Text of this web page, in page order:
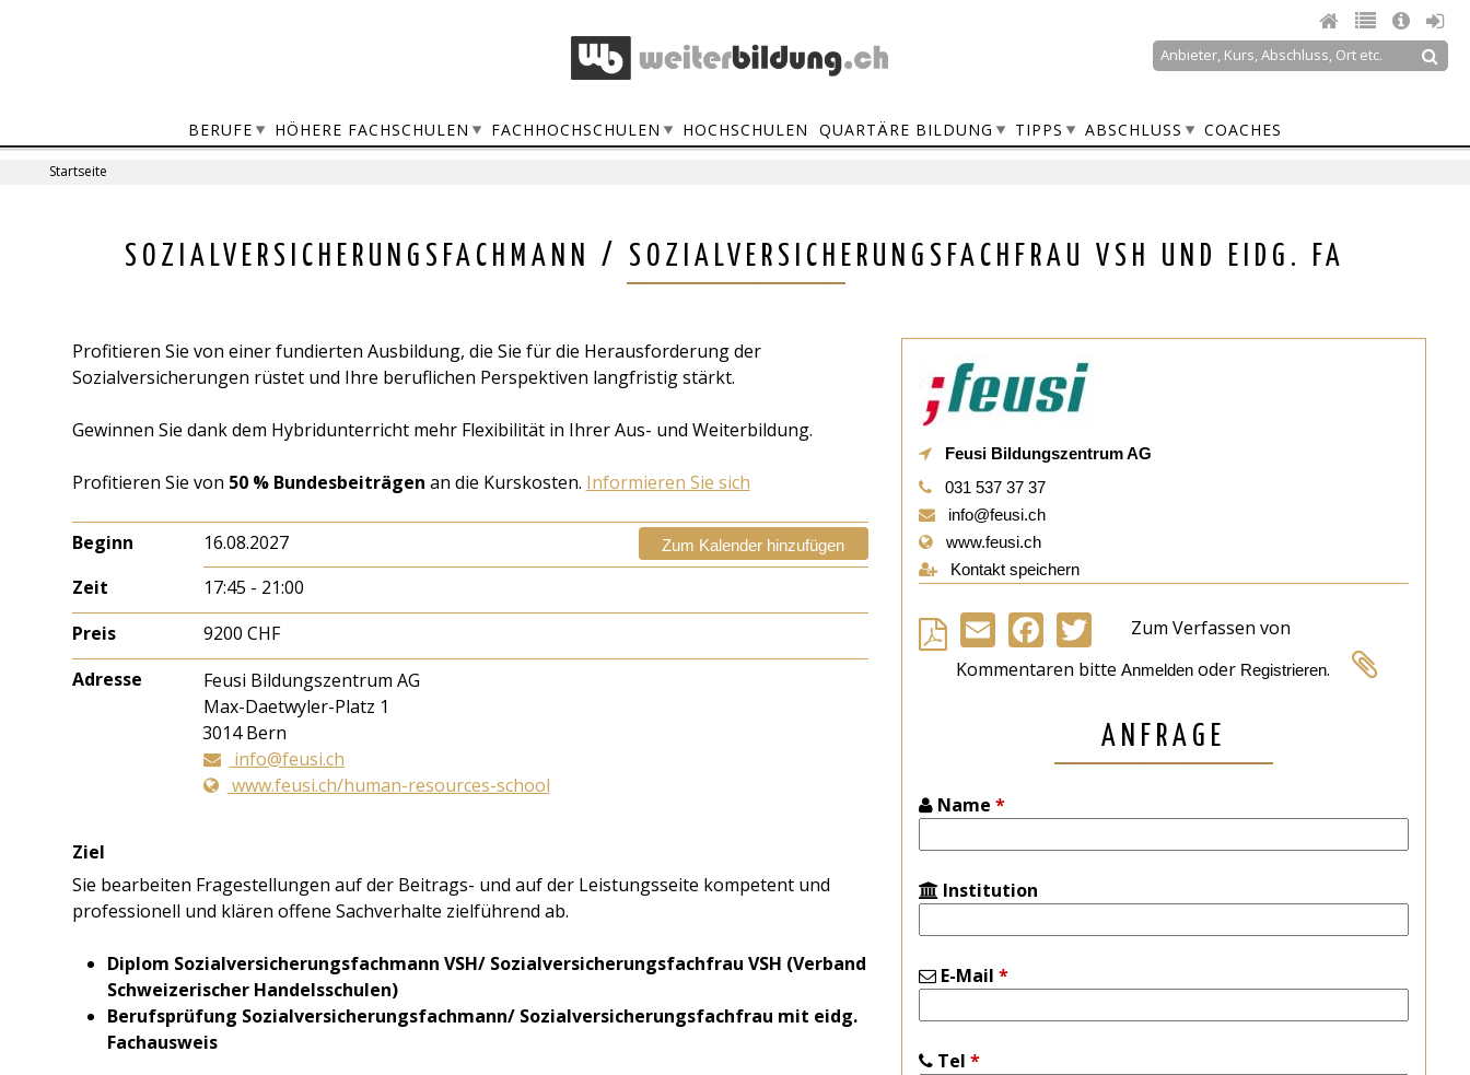
Suche
BERUFE HÖHERE FACHSCHULEN FACHHOCHSCHULEN HOCHSCHULEN QUARTÄRE BILDUNG TIPPS ABSCHLUSS COACHES
Startseite
SOZIALVERSICHERUNGSFACHMANN / SOZIALVERSICHERUNGSFACHFRAU VSH UND EIDG. FA
Profitieren Sie von einer fundierten Ausbildung, die Sie für die Herausforderung der
Sozialversicherungen rüstet und Ihre beruflichen Perspektiven langfristig stärkt.
Gewinnen Sie dank dem Hybridunterricht mehr Flexibilität in Ihrer Aus- und Weiterbildung.
Profitieren Sie von 50 % Bundesbeiträgen an die Kurskosten. Informieren Sie sich
Beginn 16.08.2027 Zum Kalender hinzufügen
Zeit
17:45 - 21:00
Preis
9200 CHF
Adresse
Feusi Bildungszentrum AG
Max-Daetwyler-Platz 1
3014 Bern
info@feusi.ch
www.feusi.ch/human-resources-school
Ziel
Sie bearbeiten Fragestellungen auf der Beitrags- und auf der Leistungsseite kompetent und
professionell und klären offene Sachverhalte zielführend ab.
Diplom Sozialversicherungsfachmann VSH/ Sozialversicherungsfachfrau VSH (Verband
Schweizerischer Handelsschulen)
Berufsprüfung Sozialversicherungsfachmann/ Sozialversicherungsfachfrau mit eidg.
Fachausweis
Feusi Bildungszentrum AG
031 537 37 37
info@feusi.ch
www.feusi.ch
Kontakt speichern
Email FacebookTwitterZum Verfassen von
Kommentaren bitte Anmeldenoder Registrieren.
ANFRAGE
Name *
Institution
E-Mail *
Tel *